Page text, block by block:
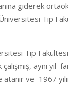
giderek
Tıp
Tıp
ayni
atanır ve 1967